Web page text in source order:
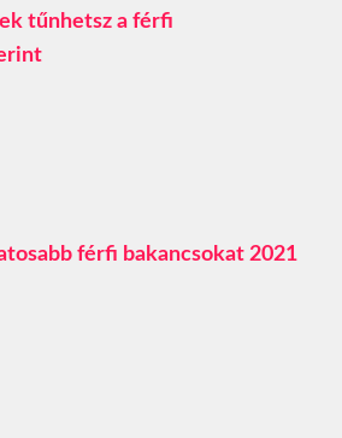
tűnhetsz a férfi
férfi bakancsokat 2021